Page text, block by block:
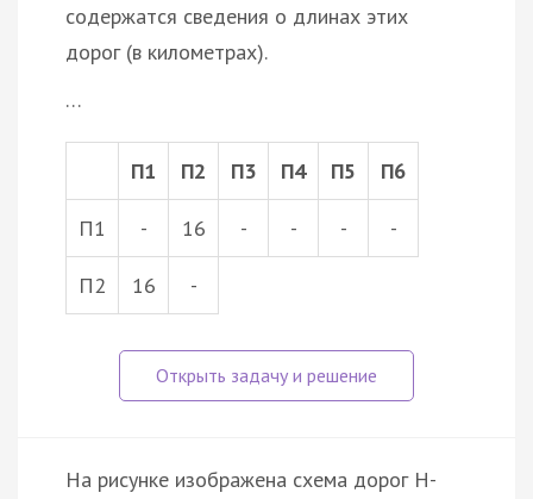
содержатся сведения о длинах этих
дорог (в километрах).
…
П1 П2 П3 П4 П5 П6
П1 - 16 - - - -
П2 16 -
На рисунке изображена схема дорог Н-